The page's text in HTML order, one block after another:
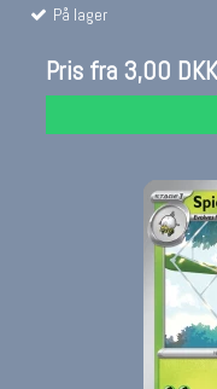
På lager
Pris fra 3,00